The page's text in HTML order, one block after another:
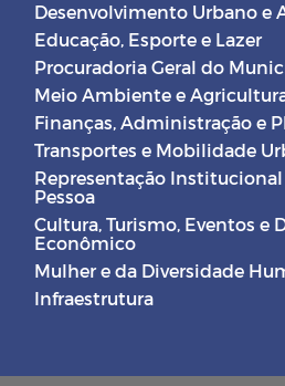
Desenvolvimento Urbano e
Educação, Esporte e Lazer
Procuradoria Geral do
Meio Ambiente e
Finanças, Administração e
Transportes e Mobilidade
Representação Institucional
Pessoa
Cultura, Turismo, Eventos e
Econômico
Mulher e da Diversidade
Infraestrutura